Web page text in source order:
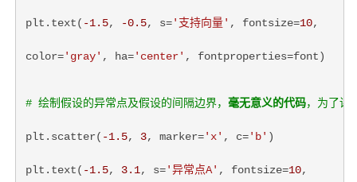
plt.text( -1.5, -0.5, s='支持向量' , fontsize=10,
color='gray' , ha='center' , fontproperties=font)
# 绘制假设的异常点及假设的间隔边界， 毫无意义的代码，为了讲
plt.scatter( -1.5, 3, marker='x' , c='b' )
plt.text( -1.5, 3.1, s='异常点A' , fontsize=10,